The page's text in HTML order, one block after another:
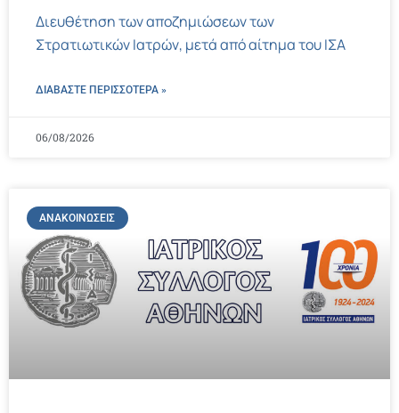
Διευθέτηση των αποζημιώσεων των
Στρατιωτικών Ιατρών, μετά από αίτημα του ΙΣΑ
ΔΙΑΒΑΣΤΕ ΠΕΡΙΣΣΌΤΕΡΑ »
06/08/2026
ΑΝΑΚΟΙΝΏΣΕΙΣ